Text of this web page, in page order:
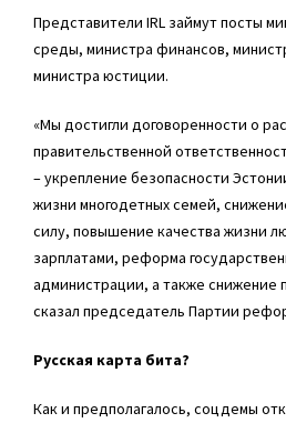
Представители IRL займут посты
среды, министра финансов,
министра юстиции.
«Мы достигли договоренности о
правительственной
– укрепление безопасности
жизни многодетных семей,
силу, повышение качества жизни
зарплатами, реформа
администрации, а также снижение
сказал председатель Партии
Русская карта бита?
Как и предполагалось, соцдемы